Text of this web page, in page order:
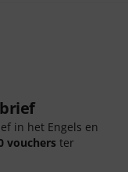
in het Engels en
vouchers ter